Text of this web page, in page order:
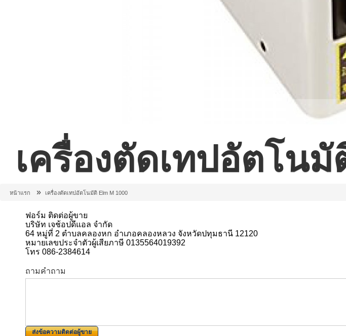
เครื่องตัดเทปอัตโนมั
หน้าแรก » เครื่องตัดเทปอัตโนมัติ Elm M 1000
ฟอร์ม ติดต่อผู้ขาย
บริษัท เจช้อปดีแอล จำกัด
64 หมู่ที่ 2 ตำบลคลองหก อำเภอคลองหลวง จังหวัดปทุมธานี 12120
หมายเลขประจำตัวผู้เสียภาษี 0135564019392
โทร 086-2384614
ถามคำถาม
ส่งข้อความติดต่อผู้ขาย